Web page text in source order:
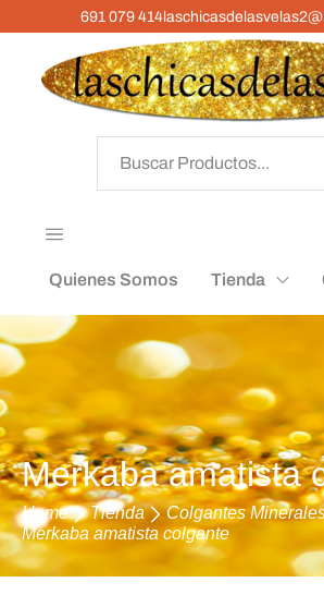
691 079 414
Quienes Somos Tienda
Merkaba amatista
Home Tienda
Colgantes
Merkaba amatista colgante